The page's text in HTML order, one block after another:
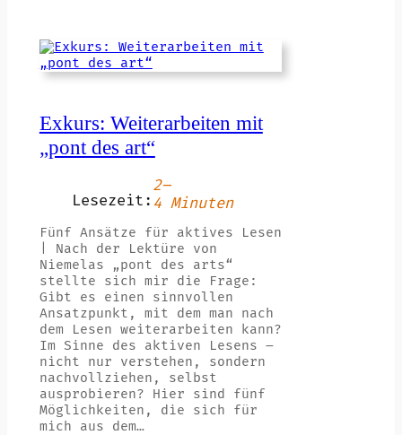
Exkurs: Weiterarbeiten mit
„pont des art“
Lesezeit:
2–
4 Minuten
Fünf Ansätze für aktives Lesen
| Nach der Lektüre von
Niemelas „pont des arts“
stellte sich mir die Frage:
Gibt es einen sinnvollen
Ansatzpunkt, mit dem man nach
dem Lesen weiterarbeiten kann?
Im Sinne des aktiven Lesens –
nicht nur verstehen, sondern
nachvollziehen, selbst
ausprobieren? Hier sind fünf
Möglichkeiten, die sich für
mich aus dem…